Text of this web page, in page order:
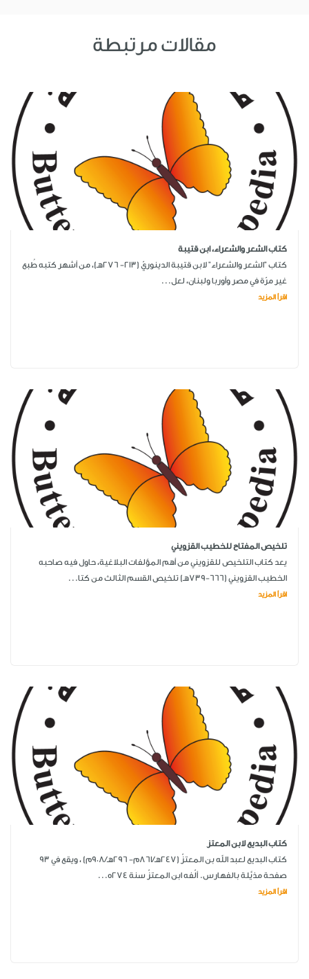
مقالات مرتبطة
كتاب الشعر والشعراء، ابن قتيبة
كتاب "الشعر والشعراء" لابن قتيبة الدينوريّ (213- 276هـ)، من أشهر كتبه طُبع
غير مرّة في مصر وأوربا ولبنان، لعل...
اقرأ المزيد
تلخيص المفتاح للخطيب القزويني
يعد كتاب التلخيص للقزويني من أهم المؤلفات البلاغية، حاول فيه صاحبه
الخطيب القزويني (666-739هـ) تلخيص القسم الثالث من كتا...
اقرأ المزيد
كتاب البديع لابن المعتز
كتاب البديع لعبد الله بن المعتزّ (247هـ/861م- 296هـ/908م) ، ويقع في 93
صفحة مذيَّلة بالفهارس. ألّفه ابن المعتزّ سنة 274ه...
اقرأ المزيد